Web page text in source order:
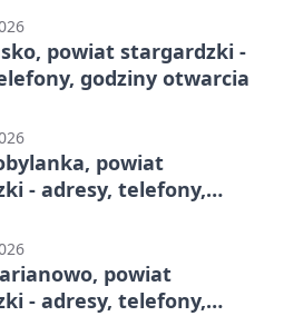
powiat stargardzki -
godziny otwarcia
powiat
- adresy, telefony,
powiat
- adresy, telefony,